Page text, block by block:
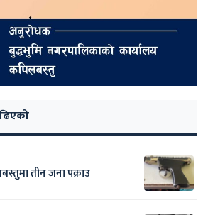
तीन जना पक्राउ